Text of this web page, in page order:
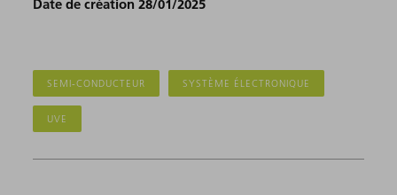
Date de création 28/01/2025
SEMI-CONDUCTEUR SYSTÈME ÉLECTRONIQUE
UVE